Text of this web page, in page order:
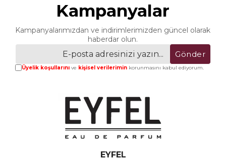
Kampanyalar
Kampanyalarımızdan ve indirimlerimizden güncel olarak
haberdar olun.
Gönder
Üyelik koşullarınıve kişisel verileriminkorunmasını kabul ediyorum.
EYFEL